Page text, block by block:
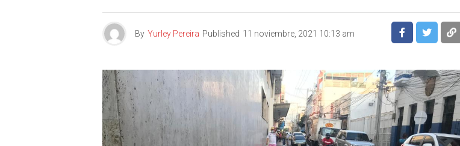
By Yurley Pereira Published 11 noviembre, 2021 10:13 am